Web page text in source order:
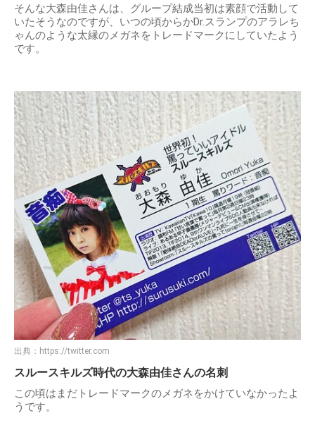
そんな大森由佳さんは、グループ結成当初は素顔で活動して
いたそうなのですが、いつの頃からかDr.スランプのアラレち
ゃんのような太縁のメガネをトレードマークにしていたよう
です。
出典： https://twitter.com
スルースキルズ時代の大森由佳さんの名刺
この頃はまだトレードマークのメガネをかけていなかったよ
うです。